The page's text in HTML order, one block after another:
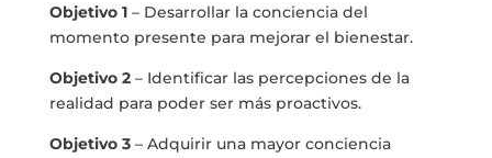
Objetivo 1– Desarrollar la conciencia del
momento presente para mejorar el bienestar.
Objetivo 2– Identificar las percepciones de la
realidad para poder ser más proactivos.
Objetivo 3– Adquirir una mayor conciencia